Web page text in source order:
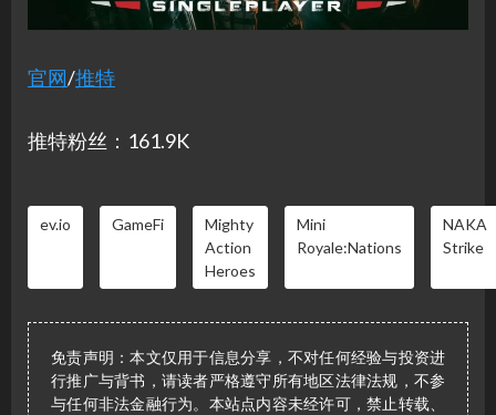
官网/推特
推特粉丝：161.9K
ev.io GameFi
Mighty
Action
Heroes
Mini
Royale:Nations
NAKA
Strike
免责声明：本文仅用于信息分享，不对任何经验与投资进
行推广与背书，请读者严格遵守所有地区法律法规，不参
与任何非法金融行为。本站点内容未经许可，禁止转载、